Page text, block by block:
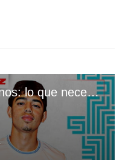
Juegos Centroamericanos: lo que necesita Honduras para clasificar a la siguiente ronda